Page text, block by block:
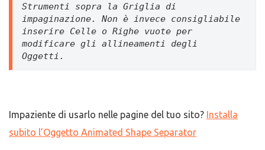
Strumenti sopra la Griglia di
impaginazione. Non è invece consigliabile
inserire Celle o Righe vuote per
modificare gli allineamenti degli
Oggetti.
Impaziente di usarlo nelle pagine del tuo sito? Installa
subito l’Oggetto Animated Shape Separator